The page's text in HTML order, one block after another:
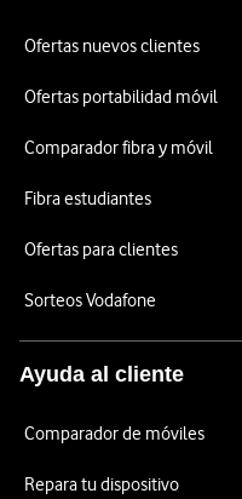
Ofertas nuevos clientes
Ofertas portabilidad móvil
Comparador fibra y móvil
Fibra estudiantes
Ofertas para clientes
Sorteos Vodafone
Ayuda al cliente
Comparador de móviles
Repara tu dispositivo